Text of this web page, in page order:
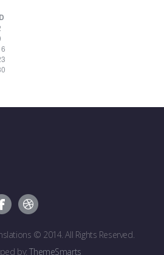
D
© 2014. All Rights Reserved.
by:ThemeSmarts